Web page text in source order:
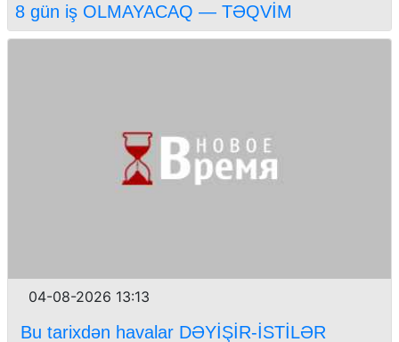
8 gün iş OLMAYACAQ — TƏQVİM
04-08-2026 13:13
Bu tarixdən havalar DƏYİŞİR-İSTİLƏR